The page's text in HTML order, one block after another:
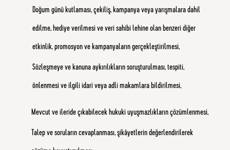
Doğum günü kutlaması, çekiliş, kampanya veya yarışmalara dahil
edilme, hediye verilmesi ve veri sahibi lehine olan benzeri diğer
etkinlik, promosyon ve kampanyaların gerçekleştirilmesi,
Sözleşmeye ve kanuna aykırılıkların soruşturulması, tespiti,
önlenmesi ve ilgili idari veya adli makamlara bildirilmesi,
Mevcut ve ileride çıkabilecek hukuki uyuşmazlıkların çözümlenmesi,
Talep ve soruların cevaplanması, şikâyetlerin değerlendirilerek